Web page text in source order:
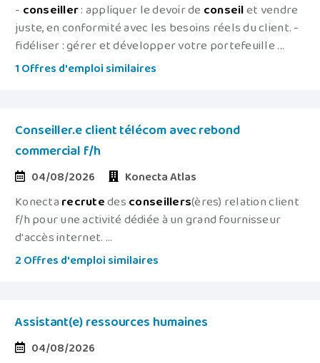
- conseiller: appliquer le devoir de conseilet vendre
juste, en conformité avec les besoins réels du client. -
fidéliser : gérer et développer votre portefeuille ...
1 Offres d'emploi similaires
Conseiller.e client télécom avec rebond
commercial f/h
04/08/2026 Konecta Atlas
Konectarecrutedesconseillers(ères) relation client
f/h pour une activité dédiée à un grand fournisseur
d'accès internet. ...
2 Offres d'emploi similaires
Assistant(e) ressources humaines
04/08/2026